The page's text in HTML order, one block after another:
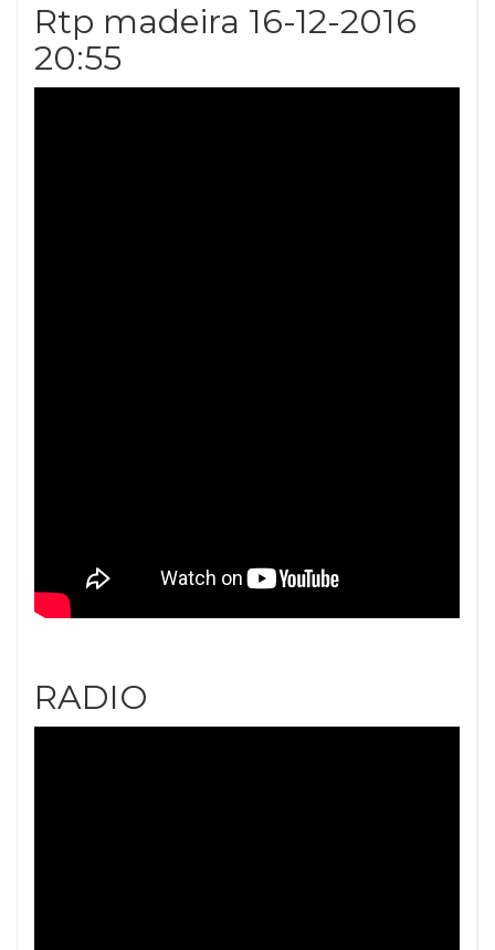
Rtp madeira 16-12-2016
20:55
RADIO